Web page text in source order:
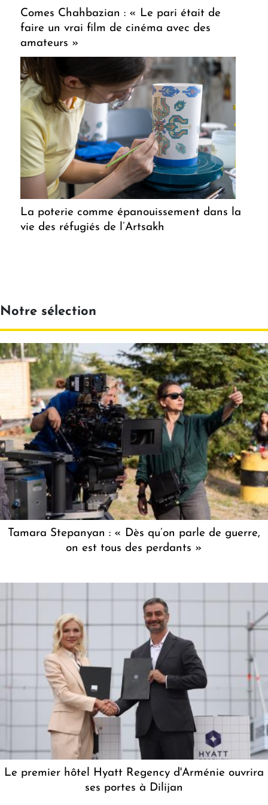
Comes Chahbazian : « Le pari était de
faire un vrai film de cinéma avec des
amateurs »
La poterie comme épanouissement dans la
vie des réfugiés de l’Artsakh
Notre sélection
Tamara Stepanyan : « Dès qu’on parle de guerre,
on est tous des perdants »
Le premier hôtel Hyatt Regency d'Arménie ouvrira
ses portes à Dilijan